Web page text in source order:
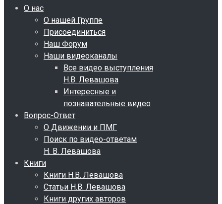
О нас
О нашей Группе
Присоединиться
Наш Форум
Наши видеоканалы
Все видео выступления
Н.В. Левашова
Интересные и
познавательные видео
Вопрос-Ответ
О Движении и ПМГ
Поиск по видео-ответам
Н. В. Левашова
Книги
Книги Н.В. Левашова
Статьи Н.В. Левашова
Книги других авторов